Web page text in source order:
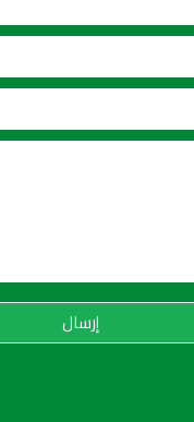
إرسال